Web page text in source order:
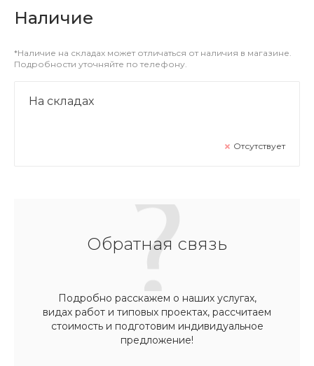
Наличие
*Наличие на складах может отличаться от наличия в магазине.
Подробности уточняйте по телефону.
На складах
Отсутствует
Обратная связь
Подробно расскажем о наших услугах,
видах работ и типовых проектах, рассчитаем
стоимость и подготовим индивидуальное
предложение!